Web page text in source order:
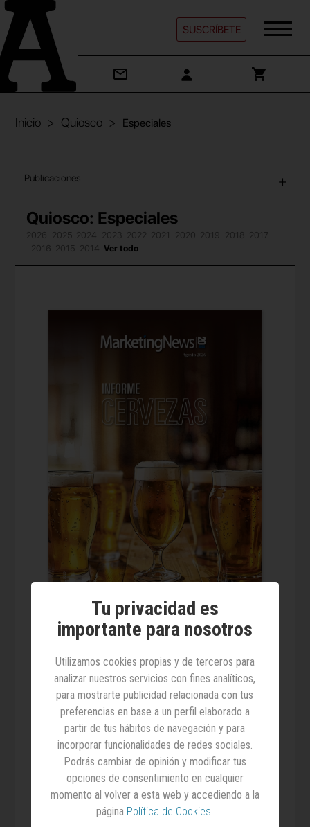
SUSCRÍBETE
Inicio Quiosco Especiales
Quiosco: Especiales
2026 2025 2024 2023 2022 2021 2020 2019 2018
2017
2016
2015 2014 Ver todo
Publicaciones
31.07.2026
MarketingNews: Informe cervezas
El sector de las cervezas es el protagonista de
este informe de MarketingNews, en el que
analizamos su evolución y, además, contamos
con el punto de vista de un profesional con
gran recorrido como es José Villalobos,
marketing brand manager en Cervezas
Victoria. Completan estas páginas especiales,
un análisis de la inversión publicitaria del sector
con datos de InfoAdex.
9,00€ Comprar
Tu privacidad es
importante para nosotros
Utilizamos cookies propias y de terceros para
analizar nuestros servicios con fines analíticos,
para mostrarte publicidad relacionada con tus
preferencias en base a un perfil elaborado a
partir de tus hábitos de navegación y para
incorporar funcionalidades de redes sociales.
Podrás cambiar de opinión y modificar tus
opciones de consentimiento en cualquier
momento al volver a esta web y accediendo a la
página Política de Cookies.